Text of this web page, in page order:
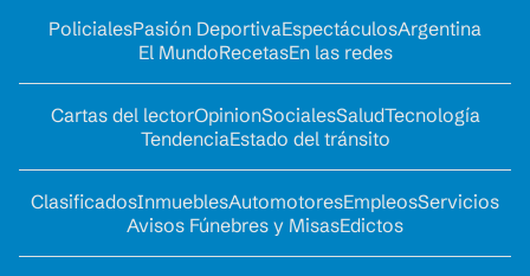
PolicialesPasión DeportivaEspectáculosArgentina
El MundoRecetasEn las redes
Cartas del lectorOpinionSocialesSaludTecnología
TendenciaEstado del tránsito
ClasificadosInmueblesAutomotoresEmpleosServicios
Avisos Fúnebres y MisasEdictos